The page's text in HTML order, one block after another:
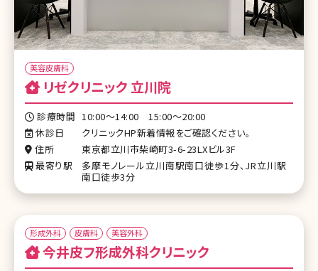
美容皮膚科
リゼクリニック 立川院
診療時間 10:00～14:00 15:00～20:00
休診日
クリニックHP新着情報をご確認ください。
住所
東京都立川市柴崎町3-6-23LXビル3F
最寄り駅
多摩モノレール立川南駅南口徒歩1分、JR立川駅
南口徒歩3分
形成外科 皮膚科 美容外科
今井皮フ形成外科クリニック